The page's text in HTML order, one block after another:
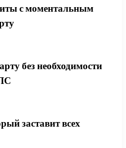
с моментальным
без необходимости
заставит всех